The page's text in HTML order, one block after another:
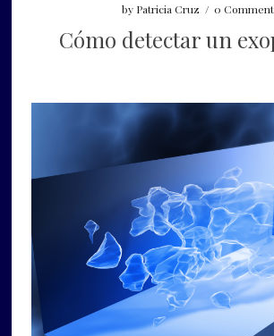
by Patricia Cruz / 0
Cómo detectar un